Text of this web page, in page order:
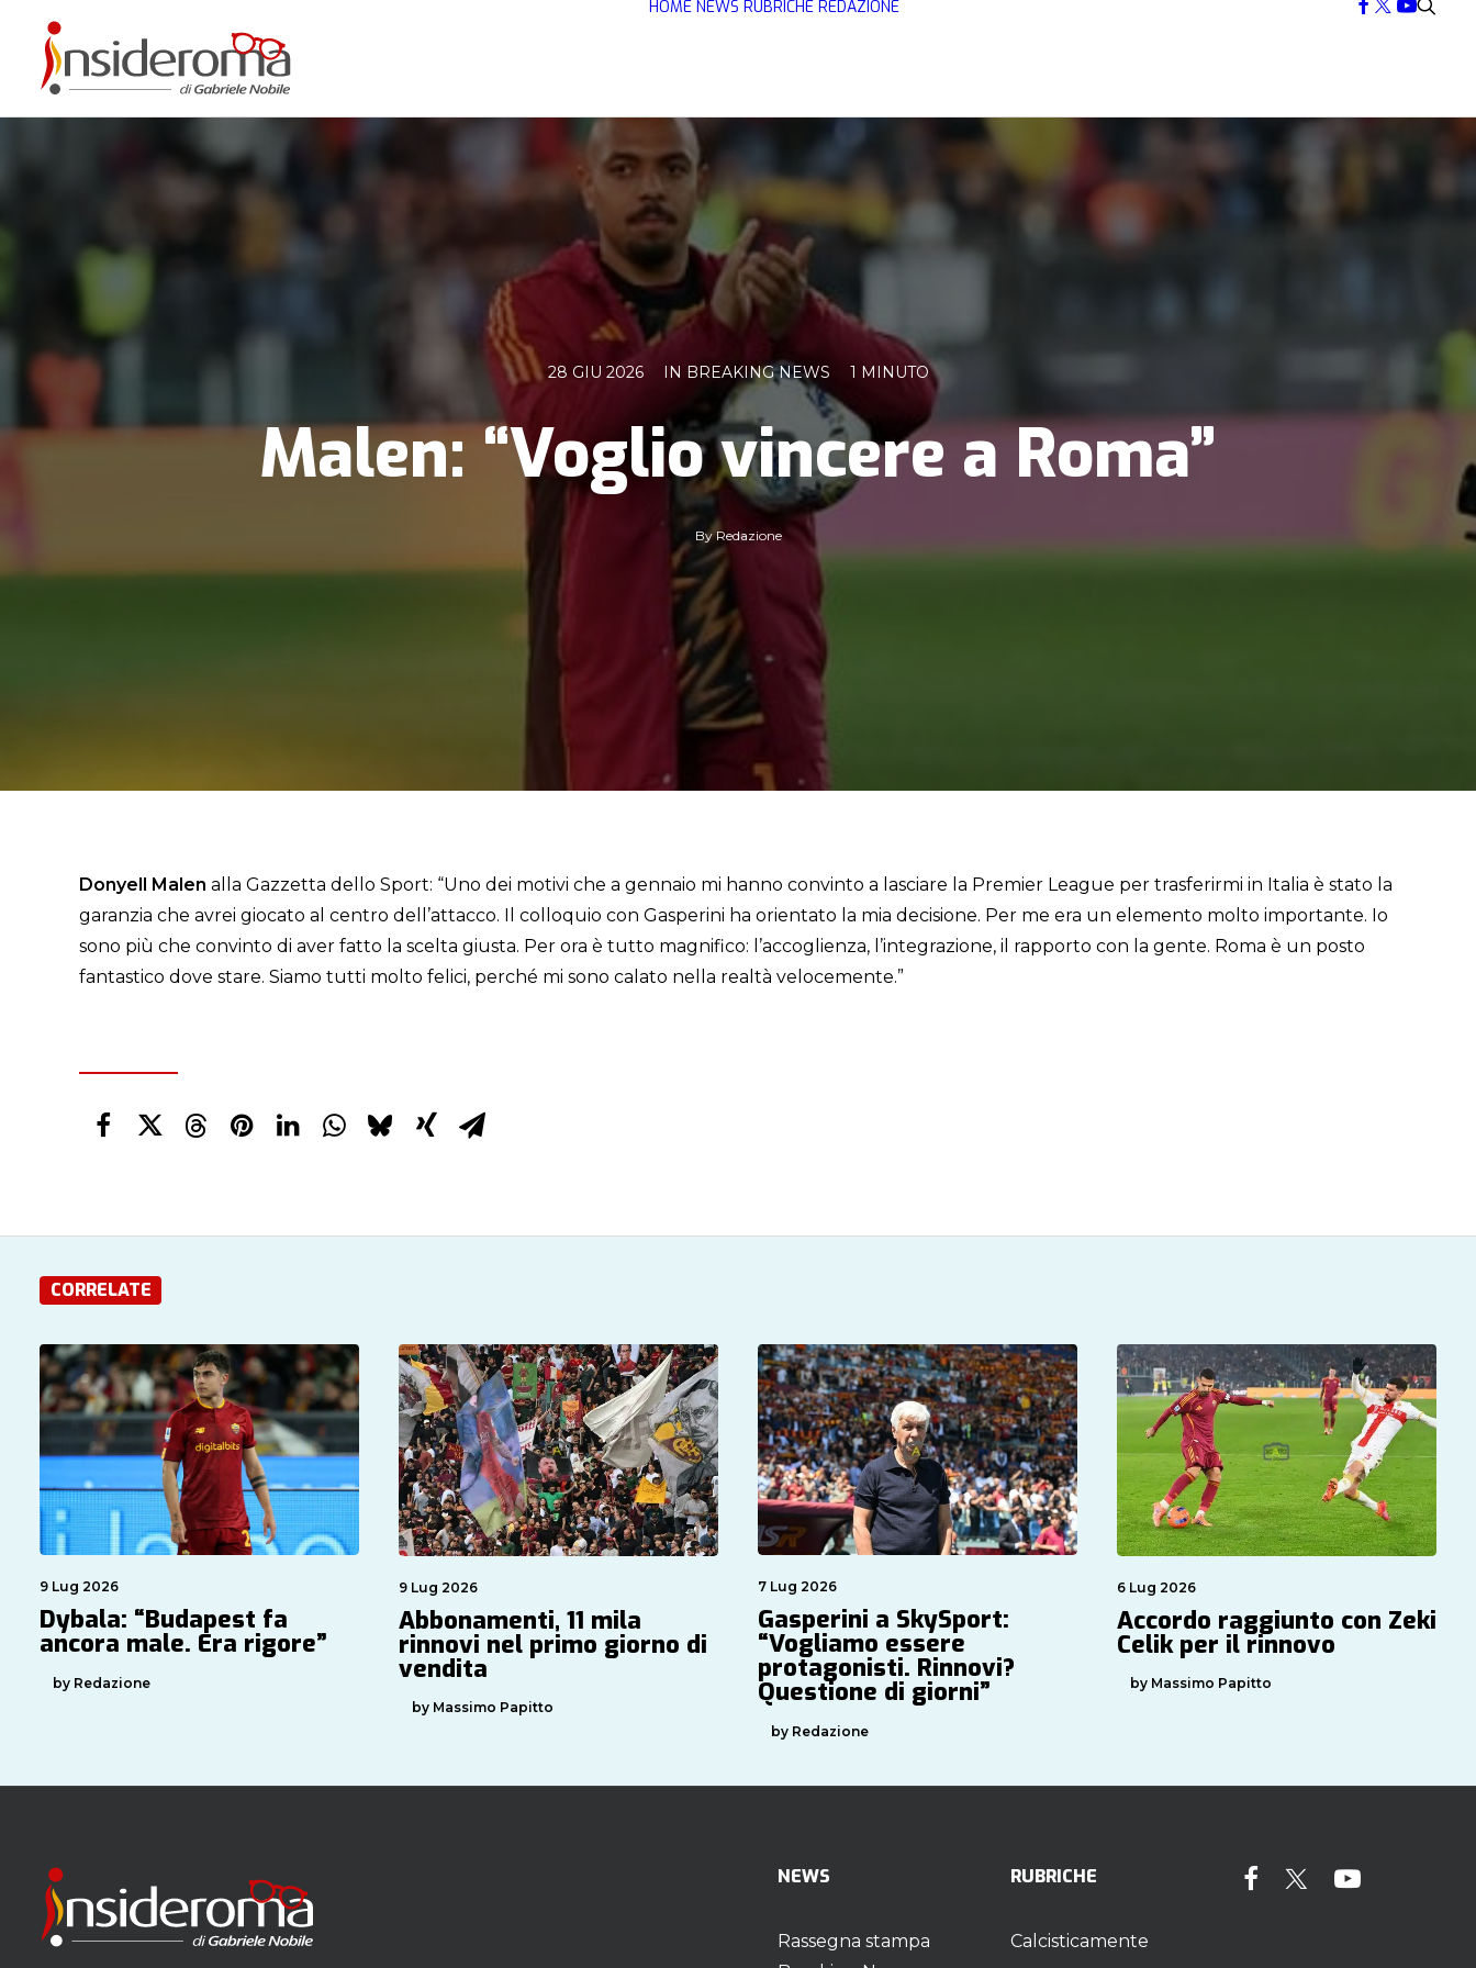
HOME NEWS RUBRICHE REDAZIONE
28 GIU 2026 IN BREAKING NEWS 1 MINUTO
Malen: “Voglio vincere a Roma”
ByRedazione
Donyell Malen alla Gazzetta dello Sport: “Uno dei motivi che a gennaio mi hanno convinto a lasciare la Premier League per trasferirmi in Italia è stato la
garanzia che avrei giocato al centro dell’attacco. Il colloquio con Gasperini ha orientato la mia decisione. Per me era un elemento molto importante. Io
sono più che convinto di aver fatto la scelta giusta. Per ora è tutto magnifico: l’accoglienza, l’integrazione, il rapporto con la gente. Roma è un posto
fantastico dove stare. Siamo tutti molto felici, perché mi sono calato nella realtà velocemente.”
CORRELATE
9 Lug 2026
Dybala: “Budapest fa
ancora male. Era rigore”
by Redazione
9 Lug 2026
Abbonamenti, 11 mila
rinnovi nel primo giorno di
vendita
by Massimo Papitto
7 Lug 2026
Gasperini a SkySport:
“Vogliamo essere
protagonisti. Rinnovi?
Questione di giorni”
by Redazione
6 Lug 2026
Accordo raggiunto con Zeki
Celik per il rinnovo
by Massimo Papitto
NEWS
Rassegna stampa
RUBRICHE
Calcisticamente